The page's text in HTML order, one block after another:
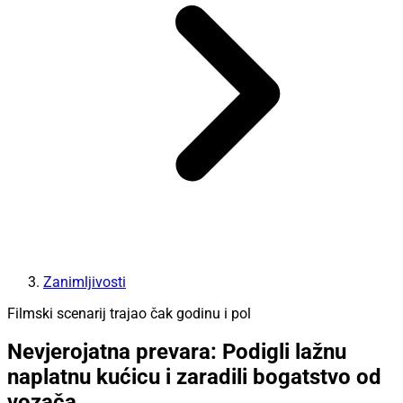
Zanimljivosti
Filmski scenarij trajao čak godinu i pol
Nevjerojatna prevara: Podigli lažnu
naplatnu kućicu i zaradili bogatstvo od